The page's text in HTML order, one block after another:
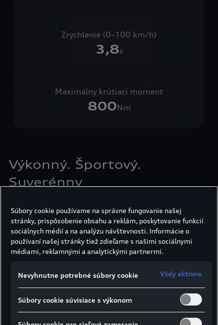
Zrýchlenie (0–100 km/h)
3,8s
Maximálny krútiaci moment
800Nm
Výkonný. Športový.
Suverénny
priestranný komfort SUV a výnimočný dizajn RS:
model Audi RS Q8
Súbory cookie používame na správne fungovanie našej
stránky, prispôsobenie obsahu a reklám, poskytovanie funkcií
sociálnych médií a na analýzu návštevnosti. Informácie o
používaní našej stránky tiež zdieľame s našimi sociálnymi
médiami, reklamnými a analytickými partnermi.
Nevyhnutne potrebné súbory cookie Vždy aktívne
Súbory cookie súvisiace s výkonom